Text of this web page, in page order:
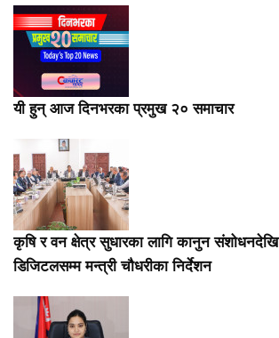
यी हुन् आज दिनभरका प्रमुख २० समाचार
कृषि र वन क्षेत्र सुधारका लागि कानुन संशोधनदेखि
डिजिटलसम्म मन्त्री चौधरीका निर्देशन